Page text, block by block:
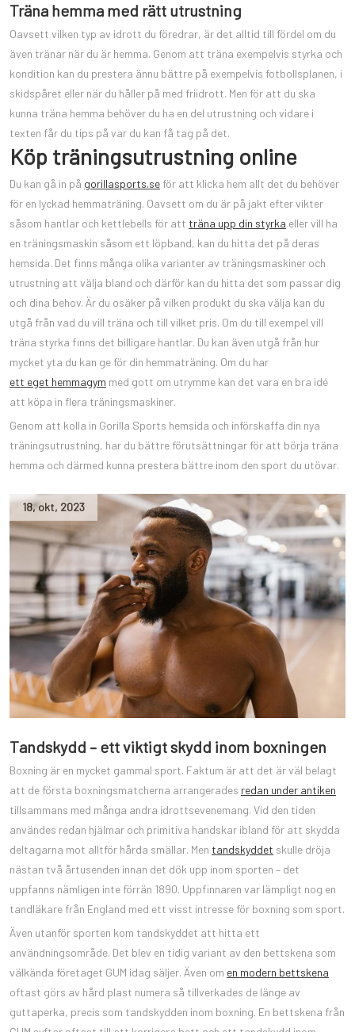
Träna hemma med rätt utrustning
Oavsett vilken typ av idrott du föredrar, är det alltid till fördel om du
även tränar när du är hemma. Genom att träna exempelvis styrka och
kondition kan du prestera ännu bättre på exempelvis fotbollsplanen, i
skidspåret eller när du håller på med friidrott. Men för att du ska
kunna träna hemma behöver du ha en del utrustning och vidare i
texten får du tips på var du kan få tag på det.
Köp träningsutrustning online
Du kan gå in på gorillasports.se för att klicka hem allt det du behöver
för en lyckad hemmaträning. Oavsett om du är på jakt efter vikter
såsom hantlar och kettlebells för att träna upp din styrka eller vill ha
en träningsmaskin såsom ett löpband, kan du hitta det på deras
hemsida. Det finns många olika varianter av träningsmaskiner och
utrustning att välja bland och därför kan du hitta det som passar dig
och dina behov. Är du osäker på vilken produkt du ska välja kan du
utgå från vad du vill träna och till vilket pris. Om du till exempel vill
träna styrka finns det billigare hantlar. Du kan även utgå från hur
mycket yta du kan ge för din hemmaträning. Om du har
ett eget hemmagym med gott om utrymme kan det vara en bra idé
att köpa in flera träningsmaskiner.
Genom att kolla in Gorilla Sports hemsida och införskaffa din nya
träningsutrustning, har du bättre förutsättningar för att börja träna
hemma och därmed kunna prestera bättre inom den sport du utövar.
18,okt, 2023
Tandskydd – ett viktigt skydd inom boxningen
Boxning är en mycket gammal sport. Faktum är att det är väl belagt
att de första boxningsmatcherna arrangerades redan under antiken
tillsammans med många andra idrottsevenemang. Vid den tiden
användes redan hjälmar och primitiva handskar ibland för att skydda
deltagarna mot alltför hårda smällar. Men tandskyddet skulle dröja
nästan två årtusenden innan det dök upp inom sporten – det
uppfanns nämligen inte förrän 1890. Uppfinnaren var lämpligt nog en
tandläkare från England med ett visst intresse för boxning som sport.
Även utanför sporten kom tandskyddet att hitta ett
användningsområde. Det blev en tidig variant av den bettskena som
välkända företaget GUM idag säljer. Även om en modern bettskena
oftast görs av hård plast numera så tillverkades de länge av
guttaperka, precis som tandskydden inom boxning. En bettskena från